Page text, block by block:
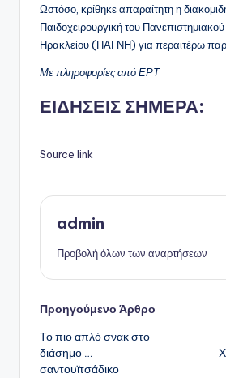
Ωστόσο, κρίθηκε απαραίτητη η
Παιδοχειρουργική του
Ηρακλείου (ΠΑΓΝΗ) για περαιτέρω
Με πληροφορίες από ΕΡΤ
ΕΙΔΗΣΕΙΣ ΣΗΜΕΡΑ:
Source link
admin
Προβολή όλων των αναρτήσεων
Πλοήγηση
δημοσιεύσεων
Προηγούμενο Άρθρο
Το πιο απλό σνακ στο
διάσημο …
σαντουϊτσάδικο